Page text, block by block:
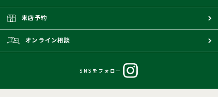
来店予約
オンライン相談
SNSをフォロー